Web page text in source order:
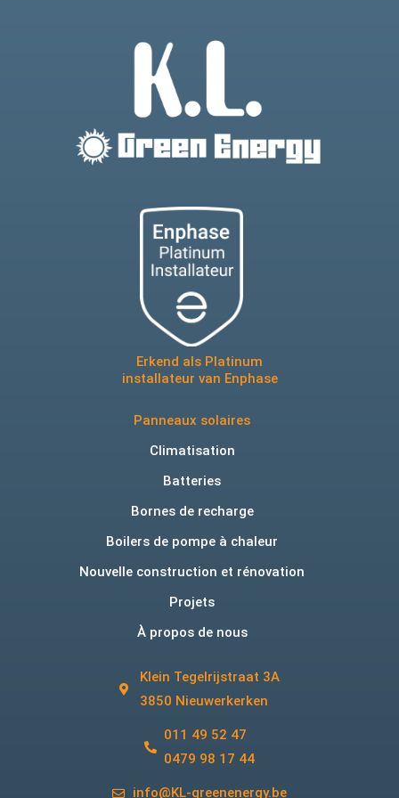
Erkend als Platinum
installateur van Enphase
Panneaux solaires
Climatisation
Batteries
Bornes de recharge
Boilers de pompe à chaleur
Nouvelle construction et rénovation
Projets
À propos de nous
Klein Tegelrijstraat 3A
3850 Nieuwerkerken
011 49 52 47
0479 98 17 44
info@KL-greenenergy.be